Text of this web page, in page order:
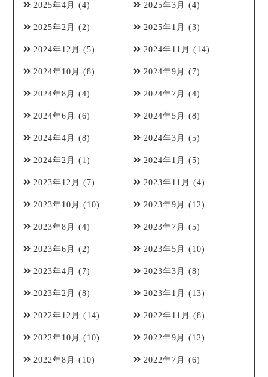
2025年4月 (4) 2025年3月 (4)
2025年2月 (2) 2025年1月 (3)
2024年12月 (5) 2024年11月 (14)
2024年10月 (8) 2024年9月 (7)
2024年8月 (4) 2024年7月 (4)
2024年6月 (6) 2024年5月 (8)
2024年4月 (8) 2024年3月 (5)
2024年2月 (1) 2024年1月 (5)
2023年12月 (7) 2023年11月 (4)
2023年10月 (10) 2023年9月 (12)
2023年8月 (4) 2023年7月 (5)
2023年6月 (2) 2023年5月 (10)
2023年4月 (7) 2023年3月 (8)
2023年2月 (8) 2023年1月 (13)
2022年12月 (14) 2022年11月 (8)
2022年10月 (10) 2022年9月 (12)
2022年8月 (10) 2022年7月 (6)